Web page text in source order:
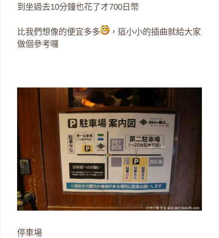
到坐過去10分鐘也花了才700日幣
比我們想像的便宜多多
，這小小的插曲就給大家
做個參考囉
停車場